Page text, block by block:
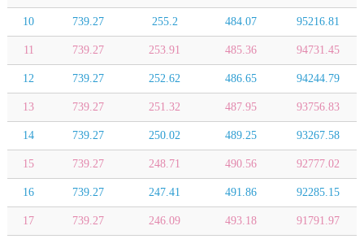
10 739.27 255.2 484.07 95216.81
11 739.27 253.91 485.36 94731.45
12 739.27 252.62 486.65 94244.79
13 739.27 251.32 487.95 93756.83
14 739.27 250.02 489.25 93267.58
15 739.27 248.71 490.56 92777.02
16 739.27 247.41 491.86 92285.15
17 739.27 246.09 493.18 91791.97